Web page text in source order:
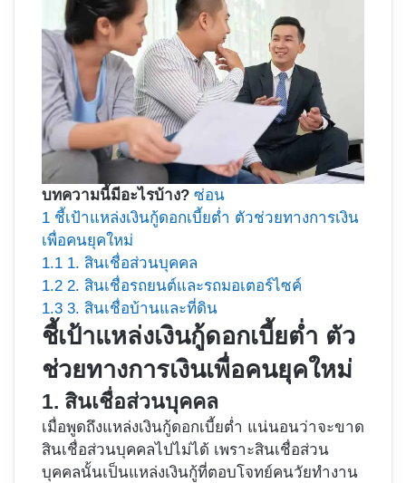
บทความนี้มีอะไรบ้าง? ซ่อน
1 ชี้เป้าแหล่งเงินกู้ดอกเบี้ยต่ำ ตัวช่วยทางการเงิน
เพื่อคนยุคใหม่
1.1 1. สินเชื่อส่วนบุคคล
1.2 2. สินเชื่อรถยนต์และรถมอเตอร์ไซค์
1.3 3. สินเชื่อบ้านและที่ดิน
ชี้เป้าแหล่งเงินกู้ดอกเบี้ยต่ำ ตัว
ช่วยทางการเงินเพื่อคนยุคใหม่
1. สินเชื่อส่วนบุคคล
เมื่อพูดถึงแหล่งเงินกู้ดอกเบี้ยต่ำ แน่นอนว่าจะขาด
สินเชื่อส่วนบุคคลไปไม่ได้ เพราะสินเชื่อส่วน
บุคคลนั้นเป็นแหล่งเงินกู้ที่ตอบโจทย์คนวัยทำงาน